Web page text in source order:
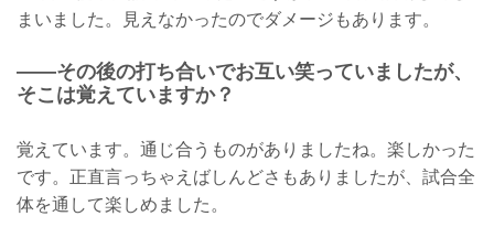
まいました。見えなかったのでダメージもあります。
——その後の打ち合いでお互い笑っていましたが、
そこは覚えていますか？
覚えています。通じ合うものがありましたね。楽しかった
です。正直言っちゃえばしんどさもありましたが、試合全
体を通して楽しめました。